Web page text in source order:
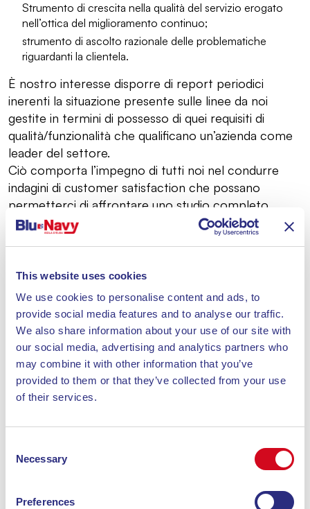
This website uses cookies
We use cookies to personalise content and ads, to
provide social media features and to analyse our traffic.
We also share information about your use of our site with
our social media, advertising and analytics partners who
may combine it with other information that you’ve
provided to them or that they’ve collected from your use
of their services.
Selection
Necessary
Preferences
Strumento di crescita nella qualità del servizio erogato
nell’ottica del miglioramento continuo;
strumento di ascolto razionale delle problematiche
riguardanti la clientela.
È nostro interesse disporre di report periodici
inerenti la situazione presente sulle linee da noi
gestite in termini di possesso di quei requisiti di
qualità/funzionalità che qualificano un’azienda come
leader del settore.
Ciò comporta l’impegno di tutti noi nel condurre
indagini di customer satisfaction che possano
permetterci di affrontare uno studio completo.
La valutazione dei fattori di qualità erogata viene
effettuata attraverso analisi di documenti.
grazie all’impiego di personale che effettua verifiche
periodiche e mirate.
3.3 Riservatezza e tutela dei dati:
Blu Navy si impegna a osservare le vigenti
disposizioni normative in materia di tutela e
riservatezza dei dati dei Clienti (D. Lgs. 30 giungo
2003 n. 196) adottando tutte le opportune misure
tecniche e organizza
La Relazione con il Passeggero
marittimo nelle tratte di sua competenza. Grazie alla